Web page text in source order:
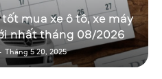
mua xe ô tô, xe máy
nhất tháng 08/2026
Tháng 5 20, 2025